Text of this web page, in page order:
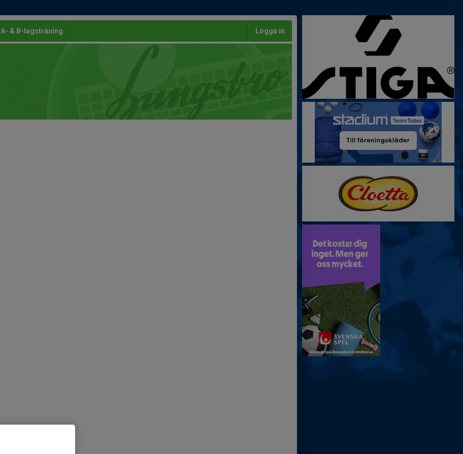
A- & B-lagsträning Logga in